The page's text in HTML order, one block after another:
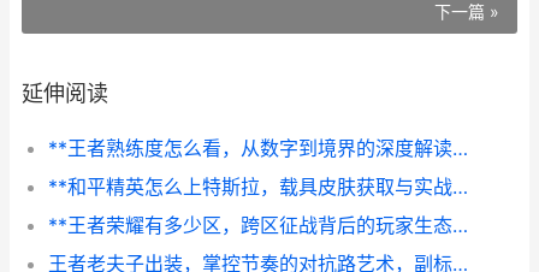
下一篇 »
延伸阅读
**王者熟练度怎么看，从数字到境界的深度解读，副标题，资深玩家的英雄成长密码**
**和平精英怎么上特斯拉，载具皮肤获取与实战心得**
**王者荣耀有多少区，跨区征战背后的玩家生态与战略布局**
王者老夫子出装，掌控节奏的对抗路艺术，副标题，以装备谱写单带与团战的平衡乐章